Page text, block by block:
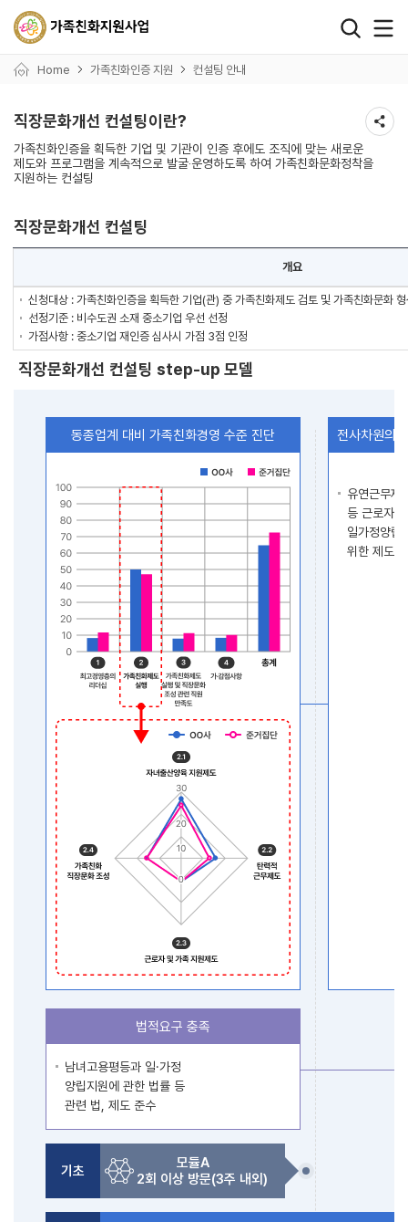
Home 가족친화인증 지원 컨설팅 안내
직장문화개선 컨설팅이란?
가족친화인증을 획득한 기업 및 기관이 인증 후에도 조직에 맞는 새로운
제도와 프로그램을 계속적으로 발굴‧운영하도록 하여 가족친화문화정착을
지원하는 컨설팅
직장문화개선 컨설팅
개요
신청대상 : 가족친화인증을 획득한 기업(관) 중 가족친화제도 검토 및 가족친화문화
선정기준 : 비수도권 소재 중소기업 우선 선정
가점사항 : 중소기업 재인증 심사시 가점 3점 인정
직장문화개선 컨설팅 step-up 모델
동종업계 대비 가족친화경영 수준 진단 전사차원의
유연근무제
등 근로자들
일가정양립
위한 제도화
법적요구 충족
남녀고용평등과 일·가정
양립지원에 관한 법률 등
관련 법, 제도 준수
기초
모듈A
2회 이상 방문(3주 내외)